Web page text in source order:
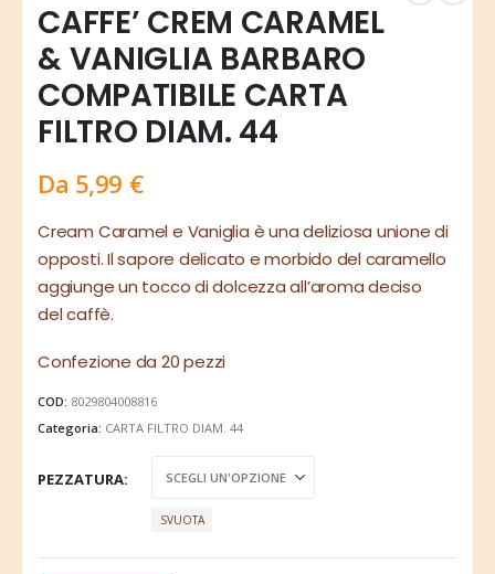
CAFFE’ CREM CARAMEL
& VANIGLIA BARBARO
COMPATIBILE CARTA
FILTRO DIAM. 44
Da 5,99 €
Cream Caramel e Vaniglia è una deliziosa unione di
opposti. Il sapore delicato e morbido del caramello
aggiunge un tocco di dolcezza all’aroma deciso
del caffè.
Confezione da 20 pezzi
COD: 8029804008816
Categoria: CARTA FILTRO DIAM. 44
PEZZATURA
SVUOTA